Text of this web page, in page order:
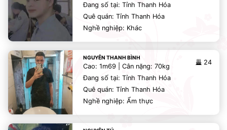
Đang số tại: Tỉnh Thanh Hóa
Quê quán: Tỉnh Thanh Hóa
Nghề nghiệp: Khác
NGUYỄN THANH BÌNH
24
Cao: 1m69 | Cân nặng: 70kg
Đang số tại: Tỉnh Thanh Hóa
Quê quán: Tỉnh Thanh Hóa
Nghề nghiệp: Ẩm thực